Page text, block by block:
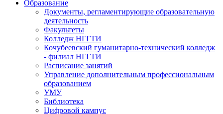
Образование
Документы, регламентирующие образовательную
деятельность
Факультеты
Колледж НГГТИ
Кочубеевский гуманитарно-технический колледж
- филиал НГГТИ
Расписание занятий
Управление дополнительным профессиональным
образованием
УМУ
Библиотека
Цифровой кампус